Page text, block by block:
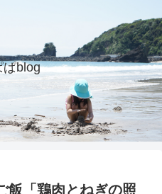
ぱblog
飯「鶏肉とねぎの照